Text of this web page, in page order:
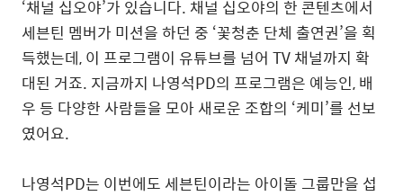
‘채널 십오야’가 있습니다. 채널 십오야의 한 콘텐츠에서
세븐틴 멤버가 미션을 하던 중 ‘꽃청춘 단체 출연권’을 획
득했는데, 이 프로그램이 유튜브를 넘어 TV 채널까지 확
대된 거죠. 지금까지 나영석PD의 프로그램은 예능인, 배
우 등 다양한 사람들을 모아 새로운 조합의 ‘케미’를 선보
였어요.
나영석PD는 이번에도 세븐틴이라는 아이돌 그룹만을 섭